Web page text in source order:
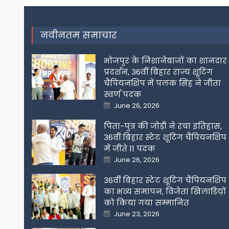
navigation
नवीनतम समाचार
भोजपुर के निशानेबाजों का शानदार
प्रदर्शन, 36वीं बिहार राज्य शूटिंग
चैंपियनशिप में पलक सिंह ने जीता
स्वर्ण पदक
Posted
on
June 26, 2026
पिता-पुत्र की जोड़ी ने रचा इतिहास,
36वीं बिहार स्टेट शूटिंग चैंपियनशिप
में जीते 11 पदक
Posted
on
June 26, 2026
36वीं बिहार स्टेट शूटिंग चैंपियनशिप
का भव्य समापन, विजेता खिलाडिय़ों
को किया गया सम्मानित
Posted
on
June 23, 2026